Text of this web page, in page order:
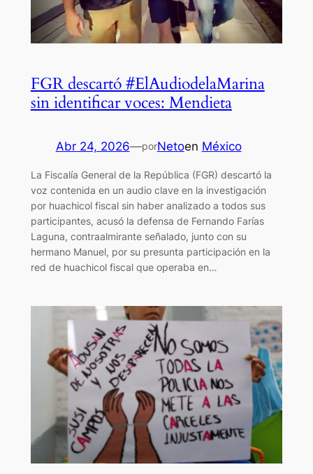
FGR descartó #ElAudiodelaMarina
sin identificar voces: Mendieta
Abr 24, 2026—porNetoen México
La Fiscalía General de la República (FGR) descartó la
voz contenida en un audio clave en la investigación
por huachicol fiscal sin haber analizado a todos sus
participantes, acusó la defensa de Fernando Farías
Laguna, contraalmirante señalado, junto con su
hermano Manuel, por su presunta participación en la
red de huachicol fiscal que operaba en…